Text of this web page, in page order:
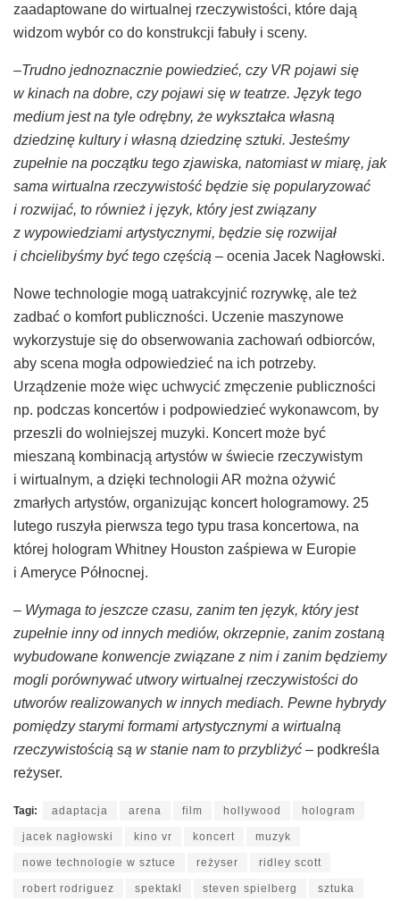
zaadaptowane do wirtualnej rzeczywistości, które dają
widzom wybór co do konstrukcji fabuły i sceny.
–Trudno jednoznacznie powiedzieć, czy VR pojawi się
w kinach na dobre, czy pojawi się w teatrze. Język tego
medium jest na tyle odrębny, że wykształca własną
dziedzinę kultury i własną dziedzinę sztuki. Jesteśmy
zupełnie na początku tego zjawiska, natomiast w miarę, jak
sama wirtualna rzeczywistość będzie się popularyzować
i rozwijać, to również i język, który jest związany
z wypowiedziami artystycznymi, będzie się rozwijał
i chcielibyśmy być tego częścią – ocenia Jacek Nagłowski.
Nowe technologie mogą uatrakcyjnić rozrywkę, ale też
zadbać o komfort publiczności. Uczenie maszynowe
wykorzystuje się do obserwowania zachowań odbiorców,
aby scena mogła odpowiedzieć na ich potrzeby.
Urządzenie może więc uchwycić zmęczenie publiczności
np. podczas koncertów i podpowiedzieć wykonawcom, by
przeszli do wolniejszej muzyki. Koncert może być
mieszaną kombinacją artystów w świecie rzeczywistym
i wirtualnym, a dzięki technologii AR można ożywić
zmarłych artystów, organizując koncert hologramowy. 25
lutego ruszyła pierwsza tego typu trasa koncertowa, na
której hologram Whitney Houston zaśpiewa w Europie
i Ameryce Północnej.
– Wymaga to jeszcze czasu, zanim ten język, który jest
zupełnie inny od innych mediów, okrzepnie, zanim zostaną
wybudowane konwencje związane z nim i zanim będziemy
mogli porównywać utwory wirtualnej rzeczywistości do
utworów realizowanych w innych mediach. Pewne hybrydy
pomiędzy starymi formami artystycznymi a wirtualną
rzeczywistością są w stanie nam to przybliżyć – podkreśla
reżyser.
Tagi: adaptacja arena film hollywood hologram
jacek nagłowski kino vr koncert muzyk
nowe technologie w sztuce reżyser ridley scott
robert rodriguez spektakl steven spielberg sztuka